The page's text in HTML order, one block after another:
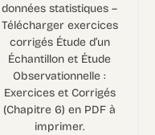
données statistiques –
Télécharger exercices
corrigés Étude d’un
Échantillon et Étude
Observationnelle :
Exercices et Corrigés
(Chapitre 6) en PDF à
imprimer.